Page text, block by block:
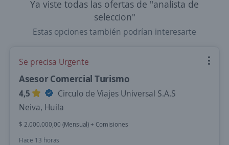
Ya viste todas las ofertas de "analista de
seleccion"
Estas opciones también podrían interesarte
Se precisa Urgente
Asesor Comercial Turismo
4,5
Circulo de Viajes Universal S.A.S
Neiva, Huila
$ 2.000.000,00 (Mensual) + Comisiones
Hace 13 horas